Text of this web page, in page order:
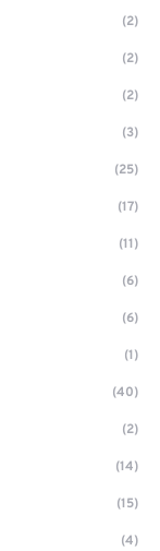
(2)
(2)
(2)
(3)
(25)
(17)
(11)
(6)
(6)
(1)
(40)
(2)
(14)
(15)
(4)